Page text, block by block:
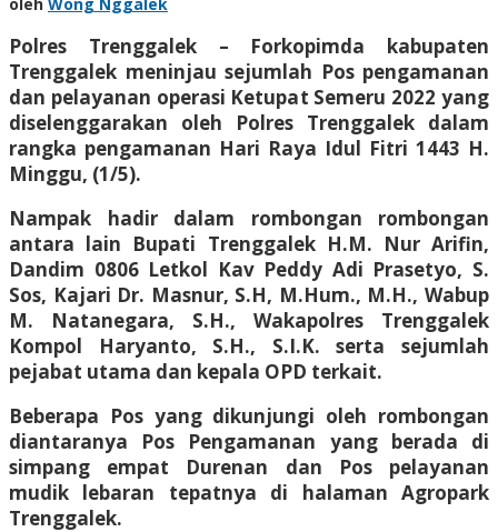
Polres Trenggalek – Forkopimda kabupaten
Trenggalek meninjau sejumlah Pos pengamanan
dan pelayanan operasi Ketupat Semeru 2022 yang
diselenggarakan oleh Polres Trenggalek dalam
rangka pengamanan Hari Raya Idul Fitri 1443 H.
Minggu, (1/5).
Nampak hadir dalam rombongan rombongan
antara lain Bupati Trenggalek H.M. Nur Arifin,
Dandim 0806 Letkol Kav Peddy Adi Prasetyo, S.
Sos, Kajari Dr. Masnur, S.H, M.Hum., M.H., Wabup
M. Natanegara, S.H., Wakapolres Trenggalek
Kompol Haryanto, S.H., S.I.K. serta sejumlah
pejabat utama dan kepala OPD terkait.
Beberapa Pos yang dikunjungi oleh rombongan
diantaranya Pos Pengamanan yang berada di
simpang empat Durenan dan Pos pelayanan
mudik lebaran tepatnya di halaman Agropark
Trenggalek.